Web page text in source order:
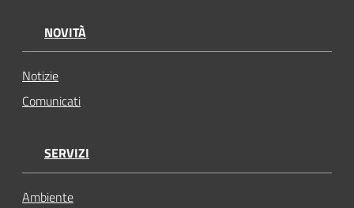
NOVITÀ
Notizie
Comunicati
SERVIZI
Ambiente